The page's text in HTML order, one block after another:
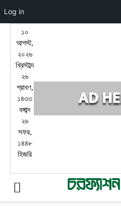
১০
আগস্ট,
২০২৬
খ্রিস্টাব্দ
২৬
শ্রাবণ,
১৪৩৩
বঙ্গাব্দ
২৬
সফর,
১৪৪৮
হিজরি
Log in